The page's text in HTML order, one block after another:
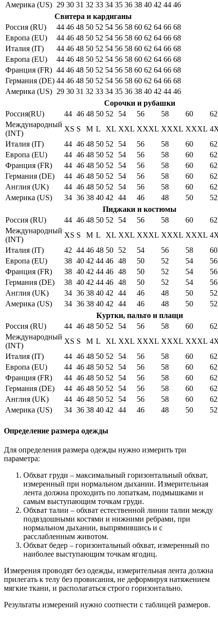
Америка (US) 29 30 31 32 33 34 35 36 38 40 42 44 46
Свитера и кардиганы
Россия (RU)
44 46 48 50 52 54 56 58 60 62 64 66 68
Европа (EU)
44 46 48 50 52 54 56 58 60 62 64 66 68
Италия (IT)
44 46 48 50 52 54 56 58 60 62 64 66 68
Европа (EU)
44 46 48 50 52 54 56 58 60 62 64 66 68
Франция (FR) 44 46 48 50 52 54 56 58 60 62 64 66 68
Германия (DE) 44 46 48 50 52 54 56 58 60 62 64 66 68
Америка (US) 29 30 31 32 33 34 35 36 38 40 42 44 46
Сорочки и рубашки
Россия(RU)
44 46 48 50 52 54 56 58 60
62
Международный
(INT)
XS S M L XL XXL XXXL XXXL XXXL
Италия (IT)
44 46 48 50 52 54 56 58 60
62
Европа (EU)
44 46 48 50 52 54 56 58 60
62
Франция (FR)
44 46 48 50 52 54 56 58 60
62
Германия (DE)
44 46 48 50 52 54 56 58 60
62
Англия (UK)
44 46 48 50 52 54 56 58 60
62
Америка (US)
34 36 38 40 42 44 46 48 50
52
Пиджаки и костюмы
Россия (RU)
44 46 48 50 52 54 56 58 60
62
Международный
(INT)
XS S M L XL XXL XXXL XXXL XXXL
Италия (IT)
42 44 46 48 50 52 54 56 58
60
Европа (EU)
38 40 42 44 46 48 50 52 54
56
Франция (FR)
38 40 42 44 46 48 50 52 54
56
Германия (DE)
38 40 42 44 46 48 50 52 54
56
Англия (UK)
34 36 38 40 42 44 46 48 50
52
Америка (US)
34 36 38 40 42 44 46 48 50
52
Куртки, пальто и плащи
Россия (RU)
44 46 48 50 52 54 56 58 60
62
Международный
(INT)
XS S M L XL XXL XXXL XXXL XXXL
Италия (IT)
44 46 48 50 52 54 56 58 60
62
Европа (EU)
44 46 48 50 52 54 56 58 60
62
Франция (FR)
44 46 48 50 52 54 56 58 60
62
Германия (DE)
44 46 48 50 52 54 56 58 60
62
Англия (UK)
44 46 48 50 52 54 56 58 60
62
Америка (US)
34 36 38 40 42 44 46 48 50 52
Определение размера одежды
Для определения размера одежды нужно измерить три
параметра:
Обхват груди – максимальный горизонтальный обхват,
измеренный при нормальном дыхании. Измерительная
лента должна проходить по лопаткам, подмышками и
самым выступающим точкам груди.
Обхват талии – обхват естественной линии талии между
подвздошными костями и нижними ребрами, при
нормальном дыхании, выпрямившись и с
расслабленным животом.
Обхват бедер – горизонтальный обхват, измеренный по
наиболее выступающим точкам ягодиц.
Измерения проводят без одежды, измерительная лента должна
прилегать к телу без провисания, не деформируя натяжением
мягкие ткани, и располагаться строго горизонтально.
Результаты измерений нужно соотнести с таблицей размеров.